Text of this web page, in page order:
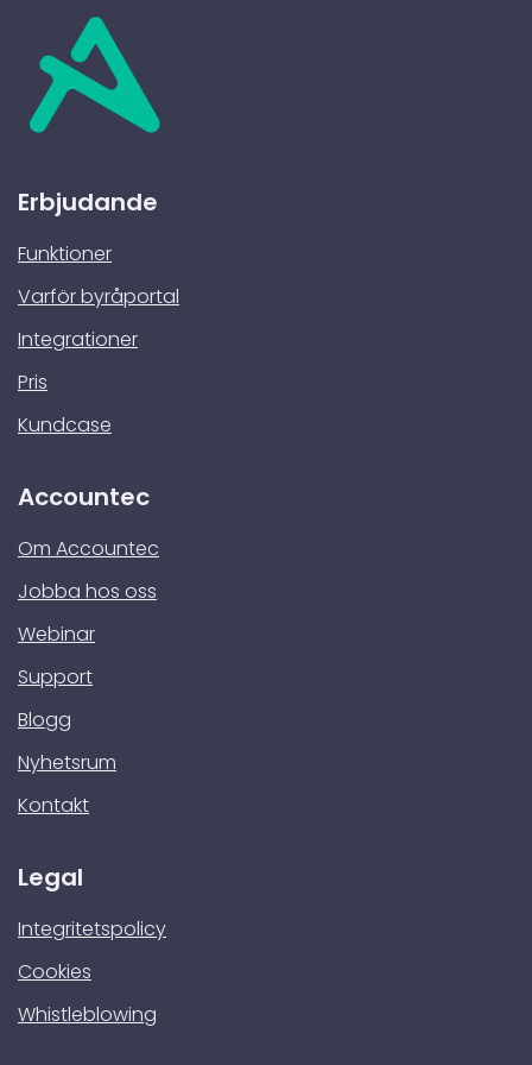
hur många mallar du kan skapa.
dokumentet ska signeras. Mottagaren får en
notis när det är deras tur att signera.
Erbjudande
Funktioner
Varför byråportal
Integrationer
Pris
Kundcase
Accountec
Om Accountec
Jobba hos oss
Webinar
Support
Blogg
Nyhetsrum
Kontakt
Legal
Integritetspolicy
Cookies
Whistleblowing